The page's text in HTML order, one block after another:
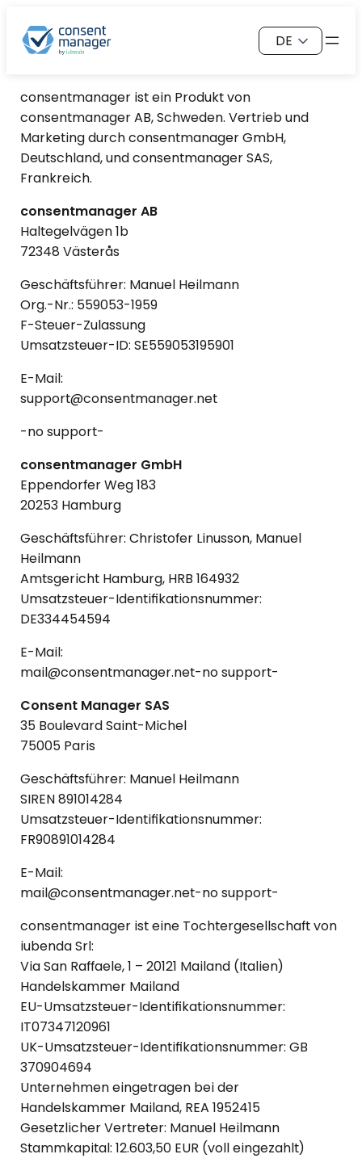
Inhalt
springen
Sprache
auswählen
consentmanagerist ein Produkt von
consentmanager AB, Schweden. Vertrieb und
Marketing durch consentmanager GmbH,
Deutschland, und consentmanager SAS,
Frankreich.
consentmanager AB
Haltegelvägen 1b
72348 Västerås
Geschäftsführer: Manuel Heilmann
Org.-Nr.: 559053-1959
F-Steuer-Zulassung
Umsatzsteuer-ID: SE559053195901
E-Mail:
support@consentmanager.net
-no support-
consentmanager GmbH
Eppendorfer Weg 183
20253 Hamburg
Geschäftsführer: Christofer Linusson, Manuel
Heilmann
Amtsgericht Hamburg, HRB 164932
Umsatzsteuer-Identifikationsnummer:
DE334454594
E-Mail:
mail@consentmanager.net-no support-
Consent Manager SAS
35 Boulevard Saint-Michel
75005 Paris
Geschäftsführer: Manuel Heilmann
SIREN 891014284
Umsatzsteuer-Identifikationsnummer:
FR90891014284
E-Mail:
mail@consentmanager.net-no support-
consentmanagerist eine Tochtergesellschaft von
iubenda Srl:
Via San Raffaele, 1 – 20121 Mailand (Italien)
Handelskammer Mailand
EU-Umsatzsteuer-Identifikationsnummer:
IT07347120961
UK-Umsatzsteuer-Identifikationsnummer: GB
370904694
Unternehmen eingetragen bei der
Handelskammer Mailand, REA 1952415
Gesetzlicher Vertreter: Manuel Heilmann
Stammkapital: 12.603,50 EUR (voll eingezahlt)